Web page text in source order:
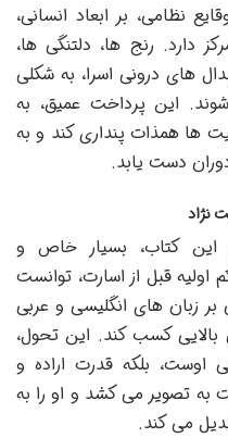
نظامی، بر ابعاد انسانی،
دارد. رنج ها، دلتنگی ها،
های درونی اسرا، به شکلی
این پرداخت عمیق، به
ها همذات پنداری کند و به
دست یابد.
نژاد
کتاب، بسیار خاص و
قبل از اسارت، توانست
بر زبان های انگلیسی و عربی
کسب کند. این تحول،
اوست، بلکه قدرت اراده و
تصویر می کشد و او را به
می کند.